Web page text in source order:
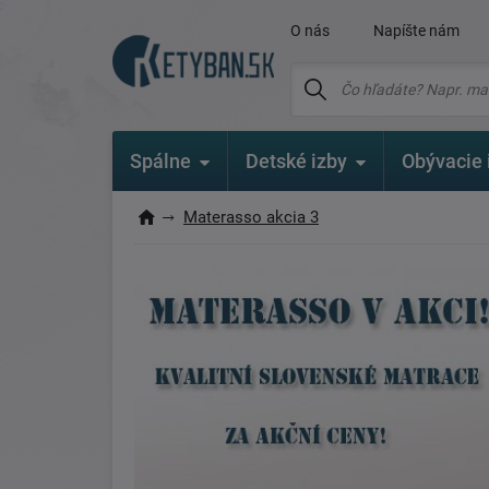
O nás Napíšte nám
Spálne Detské izby Obývacie
Materasso akcia 3